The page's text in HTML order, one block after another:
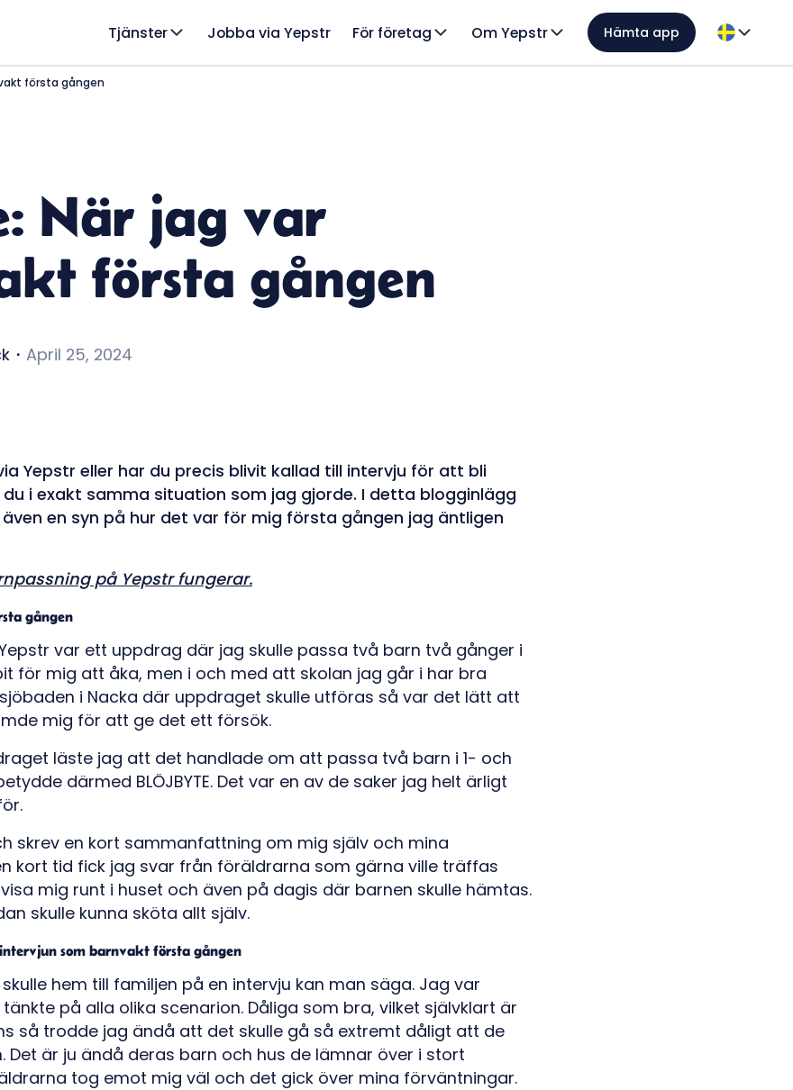
Tjänster Jobba via Yepstr För företag Om Yepstr Hämta app
första gången
När jag var
första gången
・ April 25, 2024
Yepstr eller har du precis blivit kallad till intervju för att bli
i exakt samma situation som jag gjorde. I detta blogginlägg
en syn på hur det var för mig första gången jag äntligen
på Yepstr fungerar.
gången
var ett uppdrag där jag skulle passa två barn två gånger i
för mig att åka, men i och med att skolan jag går i har bra
i Nacka där uppdraget skulle utföras så var det lätt att
mig för att ge det ett försök.
läste jag att det handlade om att passa två barn i 1- och
därmed BLÖJBYTE. Det var en av de saker jag helt ärligt
skrev en kort sammanfattning om mig själv och mina
kort tid fick jag svar från föräldrarna som gärna ville träffas
mig runt i huset och även på dagis där barnen skulle hämtas.
skulle kunna sköta allt själv.
som barnvakt första gången
hem till familjen på en intervju kan man säga. Jag var
på alla olika scenarion. Dåliga som bra, vilket självklart är
så trodde jag ändå att det skulle gå så extremt dåligt att de
Det är ju ändå deras barn och hus de lämnar över i stort
tog emot mig väl och det gick över mina förväntningar.